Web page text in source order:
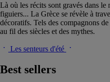
Là où les récits sont gravés dans le
figuiers... La Grèce se révèle à
décoratifs. Tels des compagnons
au fil des siècles et des mythes.
Les senteurs d'été
Best sellers